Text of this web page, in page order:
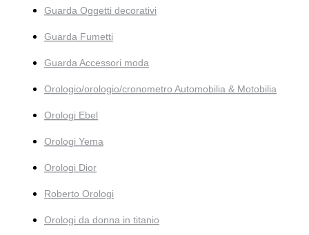
Guarda Oggetti decorativi
Guarda Fumetti
Guarda Accessori moda
Orologio/orologio/cronometro Automobilia & Motobilia
Orologi Ebel
Orologi Yema
Orologi Dior
Roberto Orologi
Orologi da donna in titanio